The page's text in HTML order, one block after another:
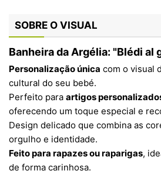
SOBRE O VISUAL
Banheira da Argélia: "Blédi al
Personalização única com o visual
cultural do seu bebé.
Perfeito para artigos
oferecendo um toque especial e
Design delicado que combina as
orgulho e identidade.
Feito para rapazes ou raparigas,
de forma carinhosa.